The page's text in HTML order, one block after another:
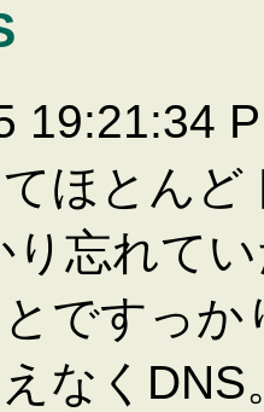
19:21:34
ほとん
り忘れて
ですっ
なく